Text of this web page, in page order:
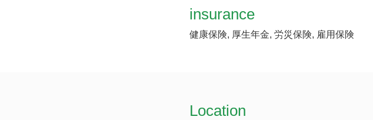
insurance
健康保険, 厚生年金, 労災保険, 雇用保険
Location